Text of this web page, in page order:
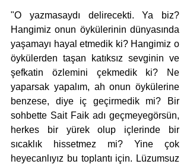
"O yazmasaydı delirecekti. Ya biz?
Hangimiz onun öykülerinin dünyasında
yaşamayı hayal etmedik ki? Hangimiz o
öykülerden taşan katıksız sevginin ve
şefkatin özlemini çekmedik ki? Ne
yaparsak yapalım, ah onun öykülerine
benzese, diye iç geçirmedik mi? Bir
sohbette Sait Faik adı geçmeyegörsün,
herkes bir yürek olup içlerinde bir
sıcaklık hissetmez mi? Yine çok
heyecanlıyız bu toplantı için. Lüzumsuz